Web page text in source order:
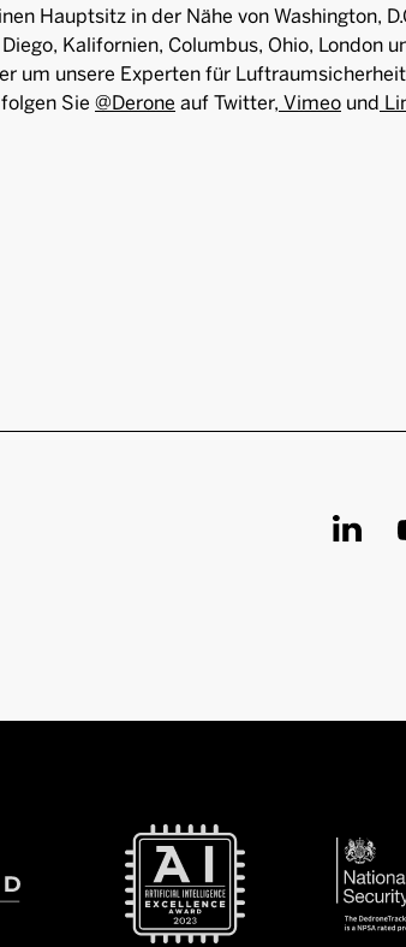
Hauptsitz in der Nähe von Washington,
Kalifornien, Columbus, Ohio, London
um unsere Experten für
Sie @Derone auf Twitter, Vimeo und